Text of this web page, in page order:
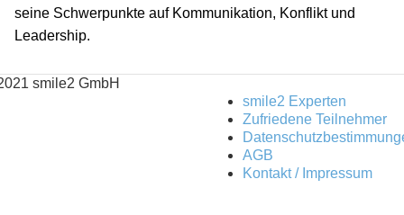
seine Schwerpunkte auf Kommunikation, Konflikt und
Leadership.
smile2 GmbH
smile2 Experten
Zufriedene Teilnehmer
AGB
Kontakt / Impressum